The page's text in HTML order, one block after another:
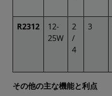
R2312
12-
25W
2
/
4
3
その他の主な機能と利点